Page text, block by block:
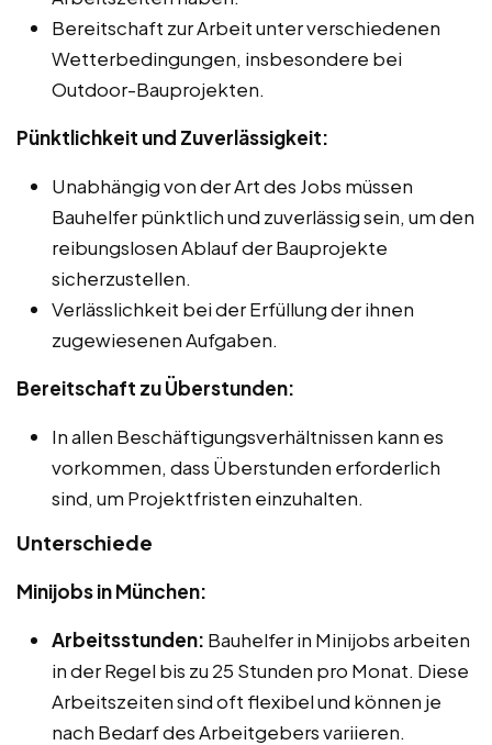
Bereitschaft zur Arbeit unter verschiedenen
Wetterbedingungen, insbesondere bei
Outdoor-Bauprojekten.
Pünktlichkeit und Zuverlässigkeit:
Unabhängig von der Art des Jobs müssen
Bauhelfer pünktlich und zuverlässig sein, um den
reibungslosen Ablauf der Bauprojekte
sicherzustellen.
Verlässlichkeit bei der Erfüllung der ihnen
zugewiesenen Aufgaben.
Bereitschaft zu Überstunden:
In allen Beschäftigungsverhältnissen kann es
vorkommen, dass Überstunden erforderlich
sind, um Projektfristen einzuhalten.
Unterschiede
Minijobs in München:
Arbeitsstunden: Bauhelfer in Minijobs arbeiten
in der Regel bis zu 25 Stunden pro Monat. Diese
Arbeitszeiten sind oft flexibel und können je
nach Bedarf des Arbeitgebers variieren.